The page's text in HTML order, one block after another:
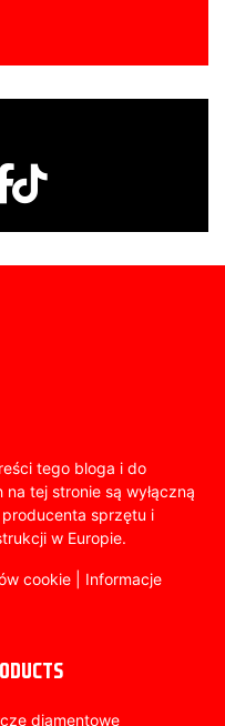
tego bloga i do
tej stronie są wyłączną
producenta sprzętu i
w Europie.
cookie
Informacje
diamentowe